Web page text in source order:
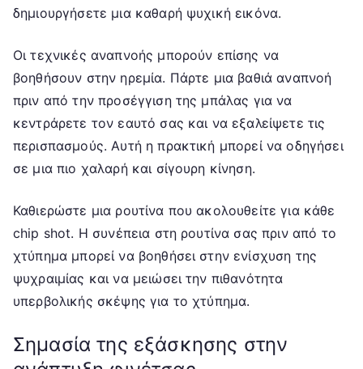
δημιουργήσετε μια καθαρή ψυχική εικόνα.
Οι τεχνικές αναπνοής μπορούν επίσης να
βοηθήσουν στην ηρεμία. Πάρτε μια βαθιά αναπνοή
πριν από την προσέγγιση της μπάλας για να
κεντράρετε τον εαυτό σας και να εξαλείψετε τις
περισπασμούς. Αυτή η πρακτική μπορεί να οδηγήσει
σε μια πιο χαλαρή και σίγουρη κίνηση.
Καθιερώστε μια ρουτίνα που ακολουθείτε για κάθε
chip shot. Η συνέπεια στη ρουτίνα σας πριν από το
χτύπημα μπορεί να βοηθήσει στην ενίσχυση της
ψυχραιμίας και να μειώσει την πιθανότητα
υπερβολικής σκέψης για το χτύπημα.
Σημασία της εξάσκησης στην